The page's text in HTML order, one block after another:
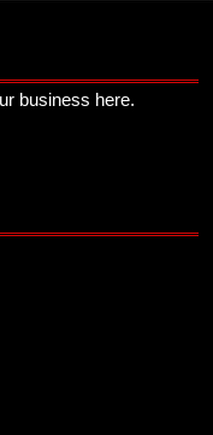
business here.